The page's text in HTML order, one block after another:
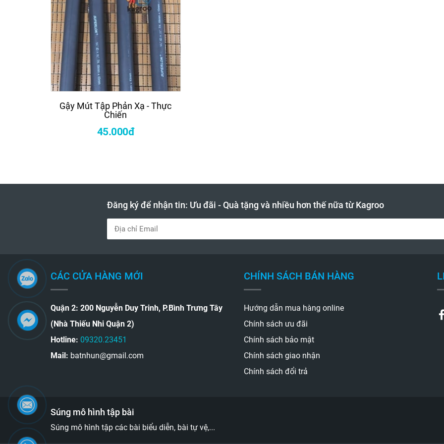
Gậy Mút Tập Phản Xạ - Thực
Chiến
45.000đ
Súng mô hình tập bài
Súng mô hình tập các bài biểu diễn, bài tự vệ,...
Đăng ký để nhận tin: Ưu đãi - Quà tặng và nhiều hơn thế nữa từ Kagroo
CÁC CỬA HÀNG MỚI
Quận 2: 200 Nguyễn Duy Trinh, P.Bình Trưng Tây
(Nhà Thiếu Nhi Quận 2)
Hotline: 09320.23451
Mail: batnhun@gmail.com
CHÍNH SÁCH BÁN HÀNG
Hướng dẫn mua hàng online
Chính sách ưu đãi
Chính sách bảo mật
Chính sách giao nhận
Chính sách đổi trả